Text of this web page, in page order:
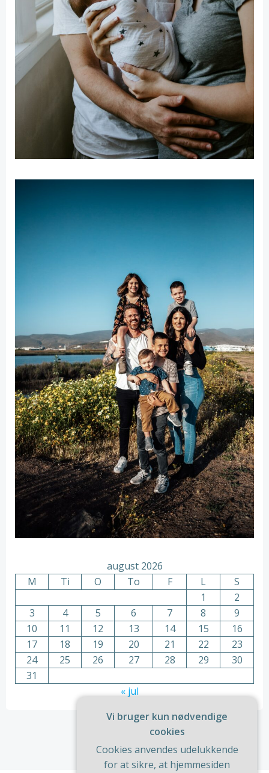
august 2026
M
Ti O To F L
S
1
2
3
4 5 6 7 8
9
10
11 12 13 14 15
16
17
18 19 20 21 22
23
24
25 26 27 28 29
30
31
« jul
Vi bruger kun nødvendige
cookies
Cookies anvendes udelukkende
for at sikre, at hjemmesiden